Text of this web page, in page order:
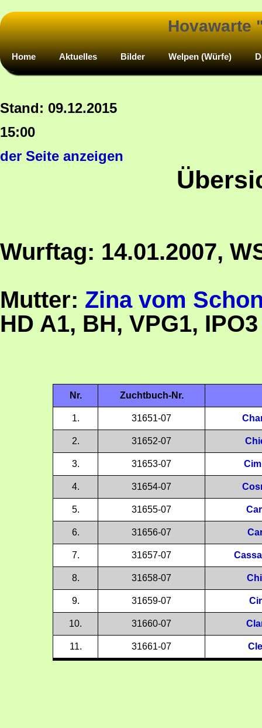
Hovawarte
Home Aktuelles Bilder Welpen (Würfe)
Stand: 09.12.2015
der Seite anzeigen
Wurftag: 14.01.2007,
Mutter: Zina vom
HD A1, BH, VPG1,
Nr. Zuchtbuch-Nr.
1. 31651-07
2. 31652-07
3. 31653-07
4. 31654-07
5. 31655-07
6. 31656-07
7. 31657-07
8. 31658-07
9. 31659-07
10. 31660-07
11. 31661-07